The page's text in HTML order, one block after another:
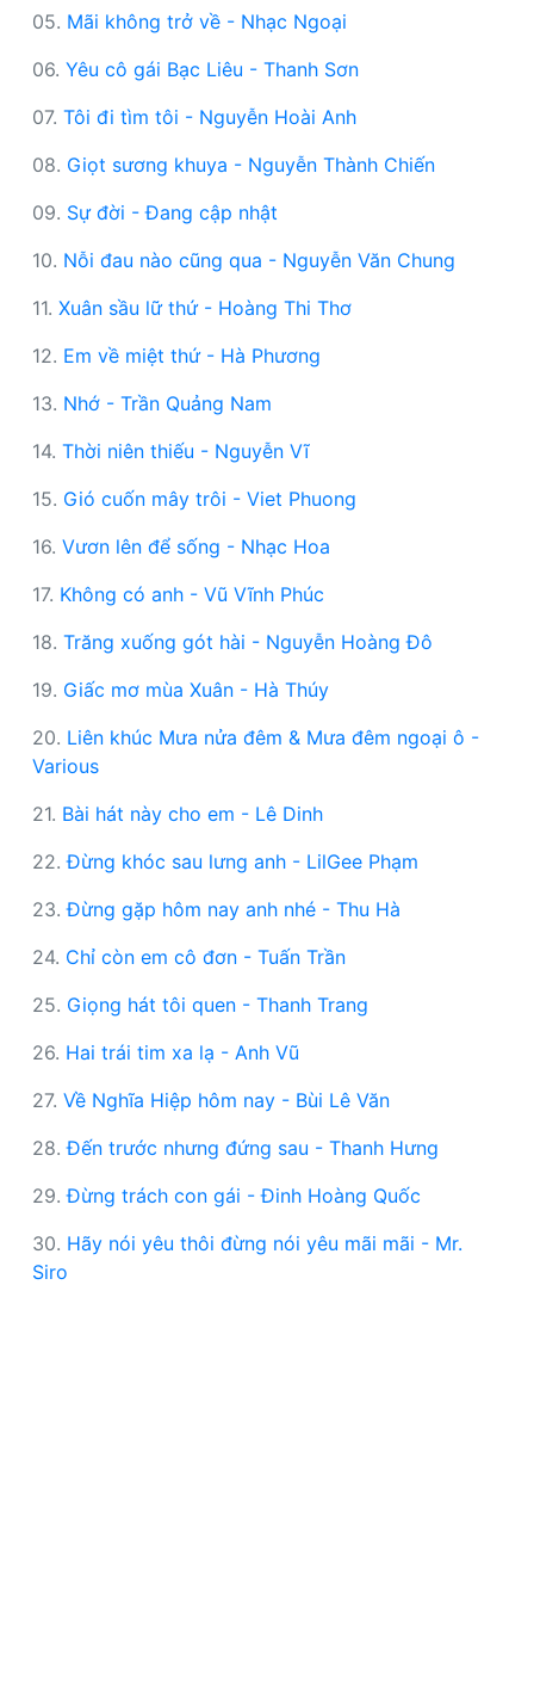
05. Mãi không trở về - Nhạc Ngoại
06. Yêu cô gái Bạc Liêu - Thanh Sơn
07. Tôi đi tìm tôi - Nguyễn Hoài Anh
08. Giọt sương khuya - Nguyễn Thành Chiến
09. Sự đời - Đang cập nhật
10. Nỗi đau nào cũng qua - Nguyễn Văn Chung
11. Xuân sầu lữ thứ - Hoàng Thi Thơ
12. Em về miệt thứ - Hà Phương
13. Nhớ - Trần Quảng Nam
14. Thời niên thiếu - Nguyễn Vĩ
15. Gió cuốn mây trôi - Viet Phuong
16. Vươn lên để sống - Nhạc Hoa
17. Không có anh - Vũ Vĩnh Phúc
18. Trăng xuống gót hài - Nguyễn Hoàng Đô
19. Giấc mơ mùa Xuân - Hà Thúy
20. Liên khúc Mưa nửa đêm & Mưa đêm ngoại ô -
Various
21. Bài hát này cho em - Lê Dinh
22.Đừng khóc sau lưng anh - LilGee Phạm
23.Đừng gặp hôm nay anh nhé - Thu Hà
24. Chỉ còn em cô đơn - Tuấn Trần
25. Giọng hát tôi quen - Thanh Trang
26. Hai trái tim xa lạ - Anh Vũ
27. Về Nghĩa Hiệp hôm nay - Bùi Lê Văn
28.Đến trước nhưng đứng sau - Thanh Hưng
29.Đừng trách con gái - Đinh Hoàng Quốc
30. Hãy nói yêu thôi đừng nói yêu mãi mãi - Mr.
Siro